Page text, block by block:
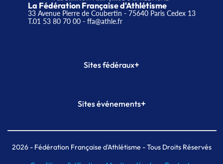
La Fédération Française d'Athlétisme
33 Avenue Pierre de Coubertin - 75640 Paris Cedex 13
T.01 53 80 70 00- ffa@athle.fr
Sites fédéraux+
Plateforme Formation
Sites événements+
Meeting de Paris indoor
MAIF Ekiden de Paris
2026- Fédération Française d'Athlétisme - Tous Droits Réservés